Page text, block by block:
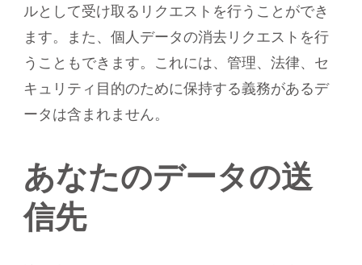
ルとして受け取るリクエストを行うことができ
ます。また、個人データの消去リクエストを行
うこともできます。これには、管理、法律、セ
キュリティ目的のために保持する義務があるデ
ータは含まれません。
あなたのデータの送
信先